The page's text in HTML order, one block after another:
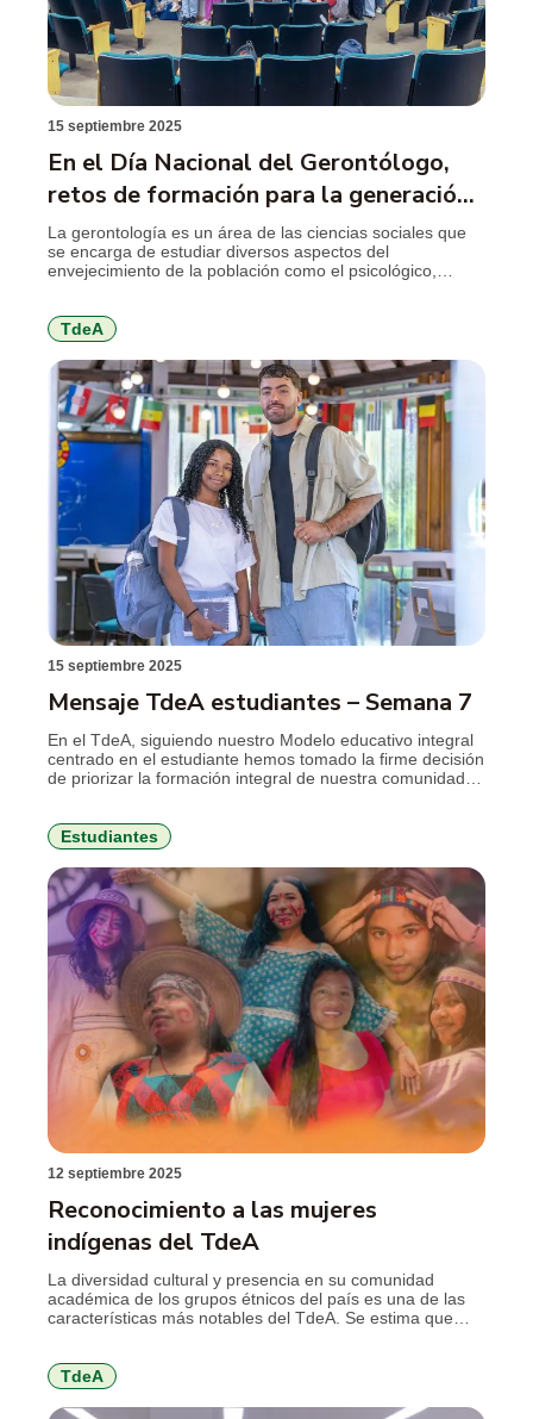
15 septiembre 2025
En el Día Nacional del Gerontólogo,
retos de formación para la generación
plateada
La gerontología es un área de las ciencias sociales que
se encarga de estudiar diversos aspectos del
envejecimiento de la población como el psicológico,
una fecha que resalta la labor de los profesionales
encargados de apoyar y acompañar […]
TdeA
15 septiembre 2025
Mensaje TdeA estudiantes – Semana 7
En el TdeA, siguiendo nuestro Modelo educativo integral
centrado en el estudiante hemos tomado la firme decisión
de priorizar la formación integral de nuestra comunidad
conocimientos disciplinares y las competencias
esenciales para el siglo XXI. Nuestra meta es cultivar
aprendizajes que […]
Estudiantes
12 septiembre 2025
Reconocimiento a las mujeres
indígenas del TdeA
La diversidad cultural y presencia en su comunidad
académica de los grupos étnicos del país es una de las
características más notables del TdeA. Se estima que
diferentes territorios de Colombia. De ese total, alrededor
del 70 % corresponde […]
TdeA